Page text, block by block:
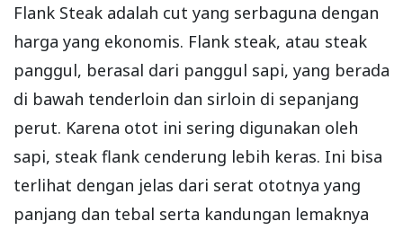
Flank Steak adalah cut yang serbaguna dengan
harga yang ekonomis. Flank steak, atau steak
panggul, berasal dari panggul sapi, yang berada
di bawah tenderloin dan sirloin di sepanjang
perut. Karena otot ini sering digunakan oleh
sapi, steak flank cenderung lebih keras. Ini bisa
terlihat dengan jelas dari serat ototnya yang
panjang dan tebal serta kandungan lemaknya